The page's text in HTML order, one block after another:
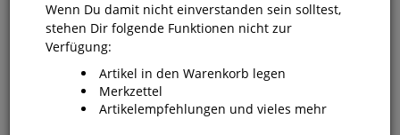
Wenn Du damit nicht einverstanden sein solltest,
stehen Dir folgende Funktionen nicht zur
Verfügung:
Artikel in den Warenkorb legen
Merkzettel
Artikelempfehlungen und vieles mehr